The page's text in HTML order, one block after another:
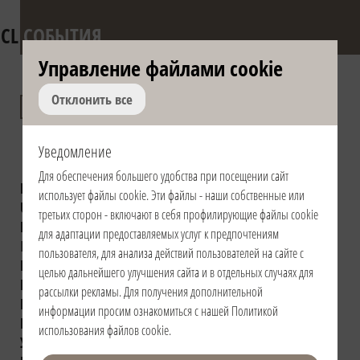
CLСОБЫТИЯ
Презентации книг
Луиджи Джуссани
Выбрать книгу: Религиозное чувство
Un avvenimento nella vita dell’uomo
Dall’utopia alla presenza (1975-1978)
Il miracolo dell'ospitalità
Новые пути христианского опыта
Realtà e giovinezza. La sfida
Зачем церковь?
Dalla liturgia vissuta. Una testimonianza
Рискованное дело воспитания
У истоков христианского притязания
Управление файлами сookie
Отклонить все
Уведомление
Для обеспечения большего удобства при посещении сайт
использует файлы сookie. Эти файлы - наши собственные или
третьих сторон - включают в себя профилирующие файлы сookie
для адаптации предоставляемых услуг к предпочтениям
пользователя, для анализа действий пользователей на сайте с
целью дальнейшего улучшения сайта и в отдельных случаях для
рассылки рекламы. Для получения дополнительной
информации просим ознакомиться с нашей Политикой
использования файлов cookie.